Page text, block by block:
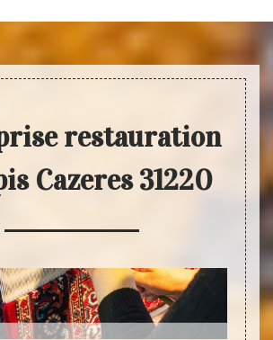
restauration
Cazeres 31220